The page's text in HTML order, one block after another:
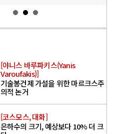
[야니스 바루파키스(Yanis
Varoufakis)]
기술봉건제 가설을 위한 마르크스주
의적 논거
[코스모스, 대화]
은하수의 크기, 예상보다 10% 더 크